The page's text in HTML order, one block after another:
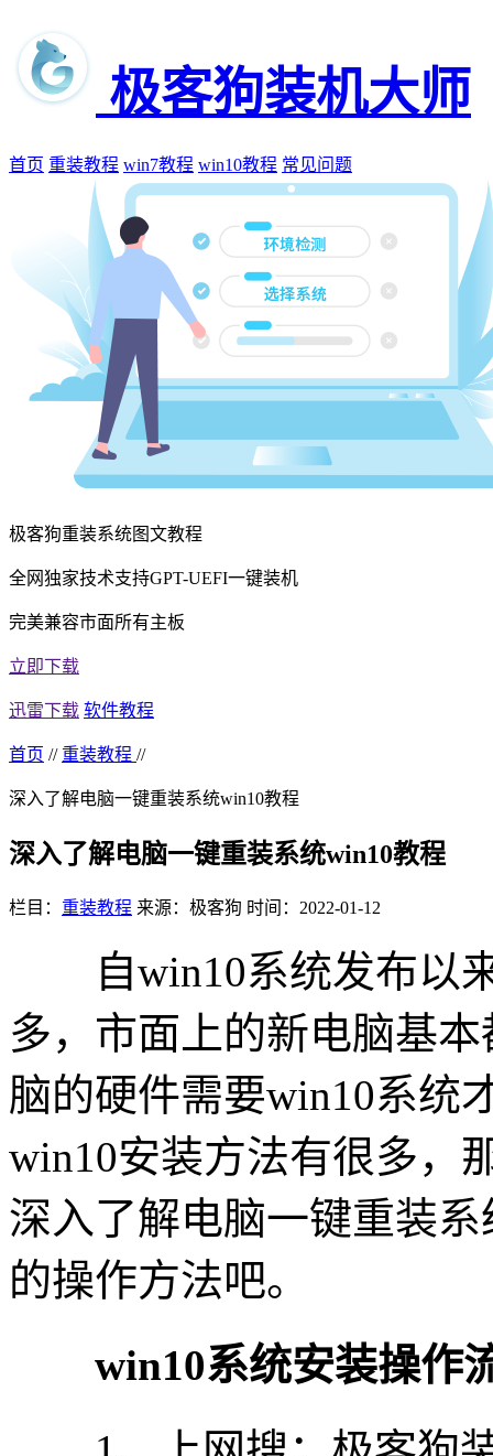
极客狗装机大师
首页 重装教程 win7教程 win10教程 常见问题
极客狗重装系统图文教程
全网独家技术支持GPT-UEFI一键装机
完美兼容市面所有主板
立即下载
迅雷下载 软件教程
首页 // 重装教程 //
深入了解电脑一键重装系统win10教程
深入了解电脑一键重装系统win10教程
栏目： 重装教程 来源：极客狗 时间：2022-01-12
自win10系统发布以来
多，市面上的新电脑基
脑的硬件需要win10系统
win10安装方法有很多，
深入了解电脑一键重装
的操作方法吧。
win10系统安装操作